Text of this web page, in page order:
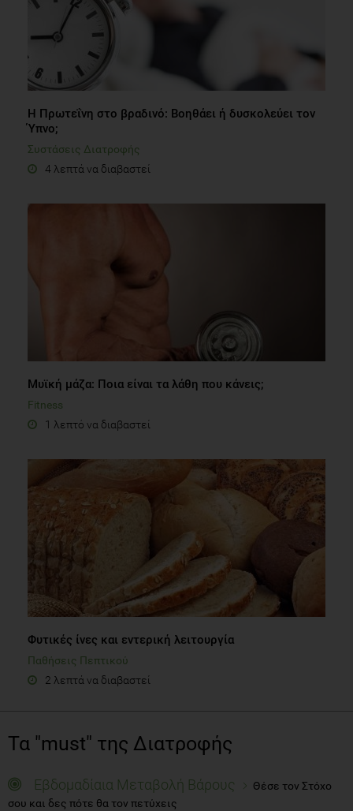
Η Πρωτεΐνη στο βραδινό: Βοηθάει ή δυσκολεύει τον
Ύπνο;
Συστάσεις Διατροφής
4 λεπτά να διαβαστεί
Μυϊκή μάζα: Ποια είναι τα λάθη που κάνεις;
Fitness
1 λεπτό να διαβαστεί
Φυτικές ίνες και εντερική λειτουργία
Παθήσεις Πεπτικού
2 λεπτά να διαβαστεί
Τα "must" της Διατροφής
Εβδομαδίαια Μεταβολή Βάρους
Θέσε τον Στόχο
σου και δες πότε θα τον πετύχεις